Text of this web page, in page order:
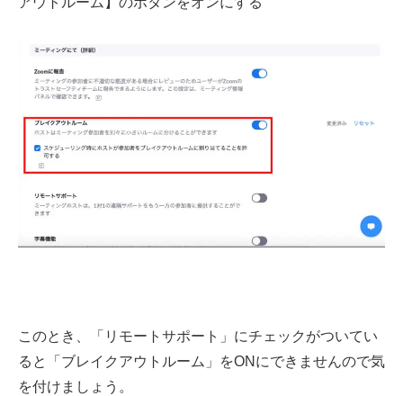
このとき、「リモートサポート」にチェックがついてい
ると「ブレイクアウトルーム」をONにできませんので気
を付けましょう。